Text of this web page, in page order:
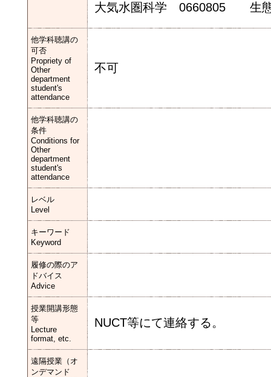
大気水圏科学 0660805 生
他学科聴講の
可否
Propriety of
Other
department
student's
attendance
不可
他学科聴講の
条件
Conditions for
Other
department
student's
attendance
レベル
Level
キーワード
Keyword
履修の際のア
ドバイス
Advice
授業開講形態
等
Lecture
format, etc.
NUCT等にて連絡する。
遠隔授業（オ
ンデマンド